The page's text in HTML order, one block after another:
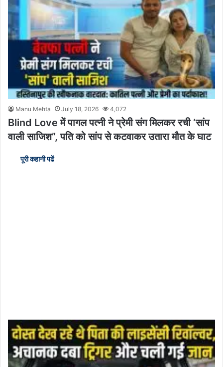
Manu Mehta July 18, 2026 4,072
Blind Love में पागल पत्नी ने प्रेमी संग मिलकर रची ‘सांप
वाली साजिश”, पति को सांप से कटवाकर उतारा मौत के घाट
पूरी कहानी पढें